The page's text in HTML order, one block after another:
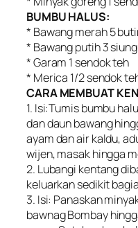
BUMBU HALUS:
* Bawang merah 5
* Bawang putih 3 siung
* Garam 1 sendok teh
* Merica 1/2 sendok
CARA MEMBUAT
1. Isi:Tumis bumbu
dan daun bawang
ayam dan air kaldu,
wijen, masak hingga
2. Lubangi kentang
keluarkan sedikit
3. Isi: Panaskan
bawnag Bombay